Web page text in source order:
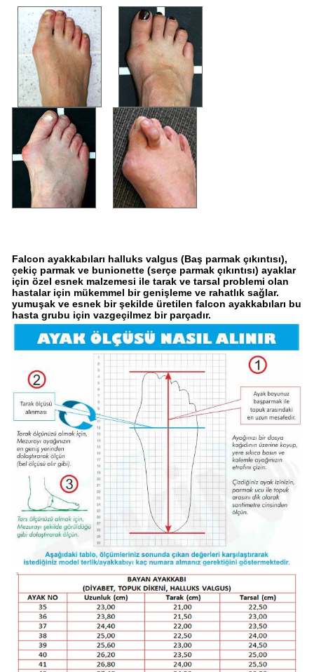
Falcon ayakkabıları halluks valgus (Baş parmak çıkıntısı),
çekiç parmak ve bunionette (serçe parmak çıkıntısı) ayaklar
için özel esnek malzemesi ile tarak ve tarsal problemi olan
hastalar için mükemmel bir genişleme ve rahatlık sağlar.
yumuşak ve esnek bir şekilde üretilen falcon ayakkabıları bu
hasta grubu için vazgeçilmez bir parçadır.